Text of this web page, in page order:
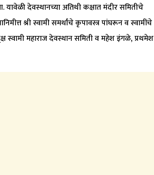
यावेळी देवस्थानच्या अतिथी कक्षात मंदीर समितीचे
श्री स्वामी समर्थांचे कृपावस्त्र पांघरून व स्वामींचे
स्वामी महाराज देवस्थान समिती व महेश इंगळे, प्रथमेश